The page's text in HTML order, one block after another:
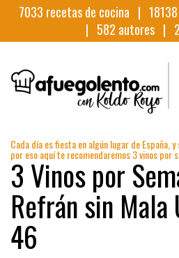
7033 recetas de cocina | 18138
| 582 autores |
Cada día es fiesta en algún lugar de España,
por eso aquí te recomendaremos 3 vinos por
3 Vinos por
Refrán sin Mala
46